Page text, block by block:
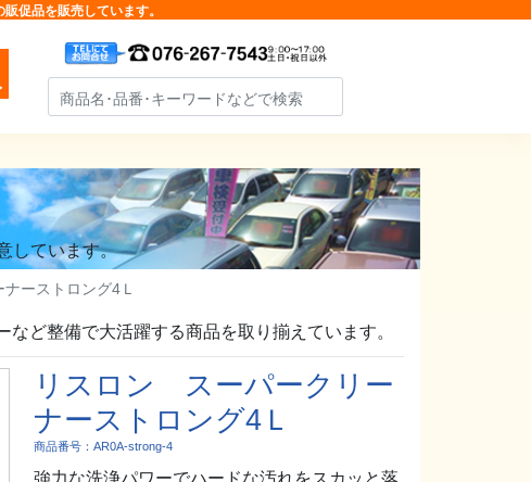
促品を販売しています。
しています。
ーストロング4Ｌ
ど整備で大活躍する商品を取り揃えています。
リスロン スーパークリー
ナーストロング4Ｌ
商品番号：AR0A-strong-4
強力な洗浄パワーでハードな汚れをスカッと落